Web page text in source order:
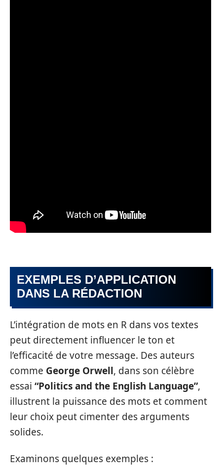
EXEMPLES D’APPLICATION
DANS LA RÉDACTION
L’intégration de mots en R dans vos textes
peut directement influencer le ton et
l’efficacité de votre message. Des auteurs
comme George Orwell, dans son célèbre
essai “Politics and the English Language”,
illustrent la puissance des mots et comment
leur choix peut cimenter des arguments
solides.
Examinons quelques exemples :